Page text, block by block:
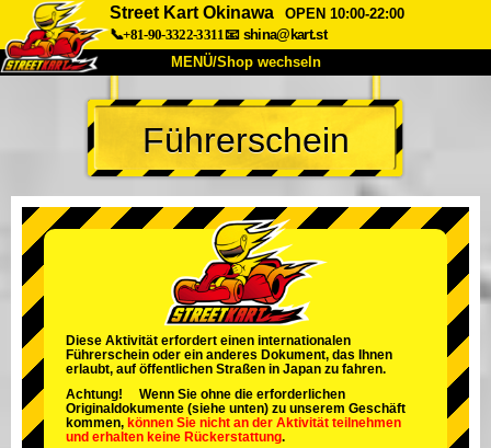
Street Kart Okinawa
OPEN 10:00-22:00
📞+81-90-3322-3311📧 shina@kart.st
MENÜ/Shop wechseln
START
Über uns Spezifikationen Preise
Unternehmen Buchung
Shop wechseln
Tokio Shinagawa
Tokio Akihabara#2
Tokio Shibuya Annex Tokio Bucht
Tokio Asakusa Osaka
Okinawa
Führerschein
Diese Aktivität erfordert einen internationalen
Führerschein oder ein anderes Dokument, das Ihnen
erlaubt, auf öffentlichen Straßen in Japan zu fahren.
Achtung! Wenn Sie ohne die erforderlichen
Originaldokumente (siehe unten) zu unserem Geschäft
kommen, können Sie nicht an der Aktivität teilnehmen
und erhalten keine Rückerstattung.